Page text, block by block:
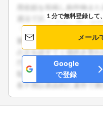
１分で無料登録し
メール
Google
で登録